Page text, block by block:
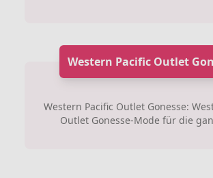
Western Pacific Outlet
Western Pacific Outlet Gonesse:
Outlet Gonesse-Mode für die